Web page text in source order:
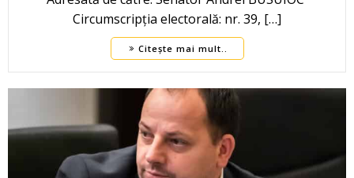
Circumscripția electorală: nr. 39, […]
Citește mai mult..